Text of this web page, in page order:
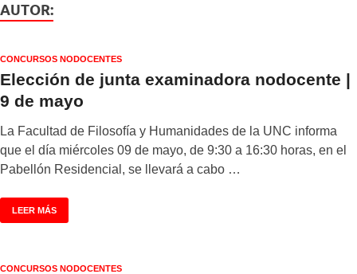
AUTOR:
CONCURSOS NODOCENTES
Elección de junta examinadora nodocente |
9 de mayo
La Facultad de Filosofía y Humanidades de la UNC informa
que el día miércoles 09 de mayo, de 9:30 a 16:30 horas, en el
Pabellón Residencial, se llevará a cabo …
LEER MÁS
CONCURSOS NODOCENTES